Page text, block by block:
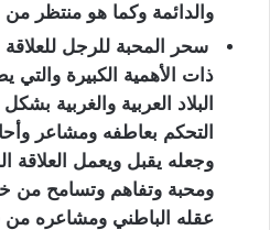
والدائمة وكما هو منتظر
سحر المحبة للرجل
ذات الأهمية الكبيرة والتي
البلاد العربية والغربية
التحكم بعاطفه ومشاعر
وجعله يقبل ويعمل العلاقة
ومحبة وتفاهم وتسامح من
عقله الباطني ومشاعره من